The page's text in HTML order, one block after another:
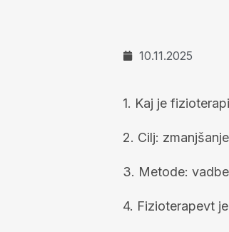
10.11.2025
1. Kaj je
2. Cilj:
3. Metode:
4. Fizioterapevt